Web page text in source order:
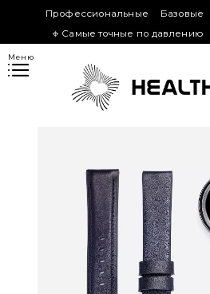
Профессиональные Базовые
𖦏 Самые точные по давлению
Меню